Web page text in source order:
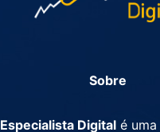
Sobre
Especialista Digitalé uma